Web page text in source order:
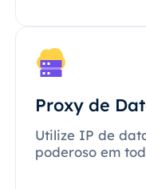
Proxy de
Utilize IP de
poderoso em